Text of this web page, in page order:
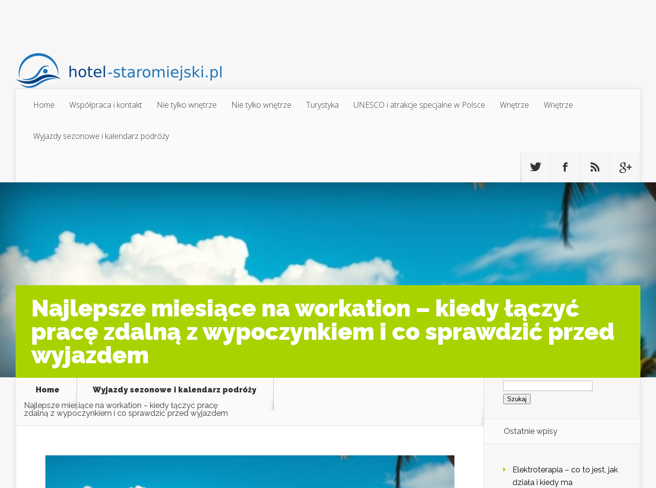
Home Współpraca i kontakt Nie tylko wnętrze Nie tylko wnętrze Turystyka UNESCO i atrakcje specjalne w Polsce Wnętrze Wnętrze
Wyjazdy sezonowe i kalendarz podróży
Najlepsze miesiące na workation – kiedy łączyć
pracę zdalną z wypoczynkiem i co sprawdzić przed
wyjazdem
Home
Wyjazdy sezonowe i kalendarz podróży
Najlepsze miesiące na workation – kiedy łączyć pracę
zdalną z wypoczynkiem i co sprawdzić przed wyjazdem
Szukaj:
Ostatnie wpisy
Elektroterapia – co to jest, jak
działa i kiedy ma